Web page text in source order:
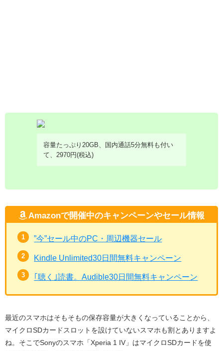
容量たっぷり20GB、国内通話5分無料も付い
て、2970円(税込)
Amazonで開催中のキャンペーンやセール情報
”今”セール中のPC・周辺機器セール
Kindle Unlimited30日間無料キャンペーン
｢聴く｣読書。Audible30日間無料キャンペーン
最近のスマホはそもそもの保存容量が大きくなっていることから、
マイクロSDカードスロットを設けていないスマホも割とありますよ
ね。そこでSonyのスマホ「Xperia 1 IV」はマイクロSDカードを使